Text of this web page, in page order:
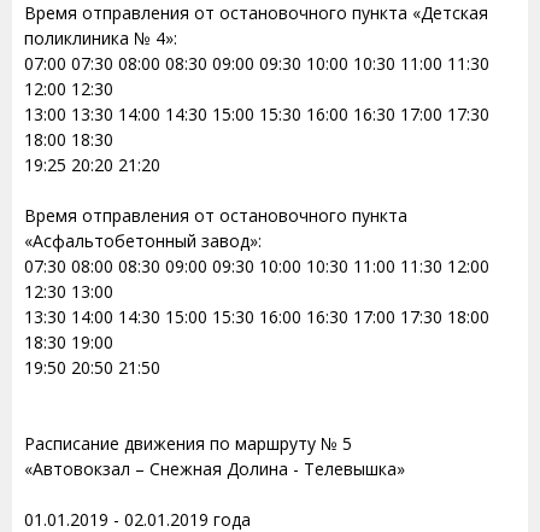
Время отправления от остановочного пункта «Детская
поликлиника № 4»:
07:00 07:30 08:00 08:30 09:00 09:30 10:00 10:30 11:00 11:30
12:00 12:30
13:00 13:30 14:00 14:30 15:00 15:30 16:00 16:30 17:00 17:30
18:00 18:30
19:25 20:20 21:20
Время отправления от остановочного пункта
«Асфальтобетонный завод»:
07:30 08:00 08:30 09:00 09:30 10:00 10:30 11:00 11:30 12:00
12:30 13:00
13:30 14:00 14:30 15:00 15:30 16:00 16:30 17:00 17:30 18:00
18:30 19:00
19:50 20:50 21:50
Расписание движения по маршруту № 5
«Автовокзал – Снежная Долина - Телевышка»
01.01.2019 - 02.01.2019 года